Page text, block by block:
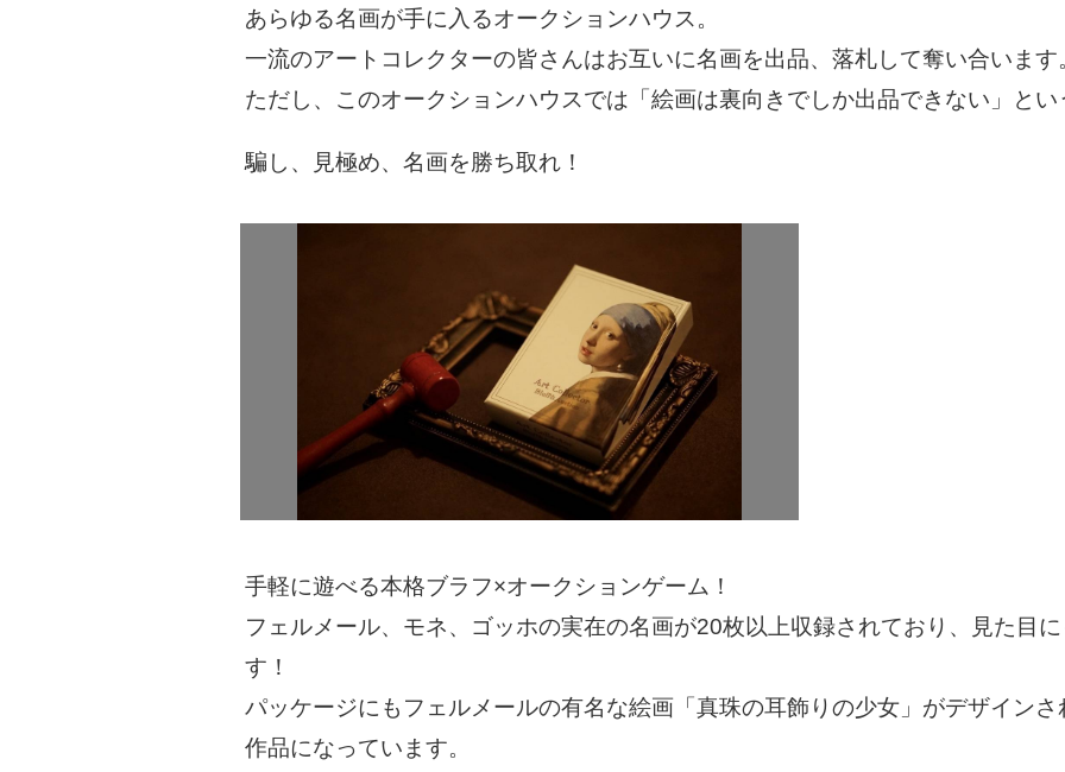
あらゆる名画が手に入るオークションハウス。
一流のアートコレクターの皆さんはお互いに名画を出品、落札して奪い合います
ただし、このオークションハウスでは「絵画は裏向きでしか出品できない」とい
騙し、見極め、名画を勝ち取れ！
手軽に遊べる本格ブラフ×オークションゲーム！
フェルメール、モネ、ゴッホの実在の名画が20枚以上収録されており、見た目
す！
パッケージにもフェルメールの有名な絵画「真珠の耳飾りの少女」がデザイン
作品になっています。